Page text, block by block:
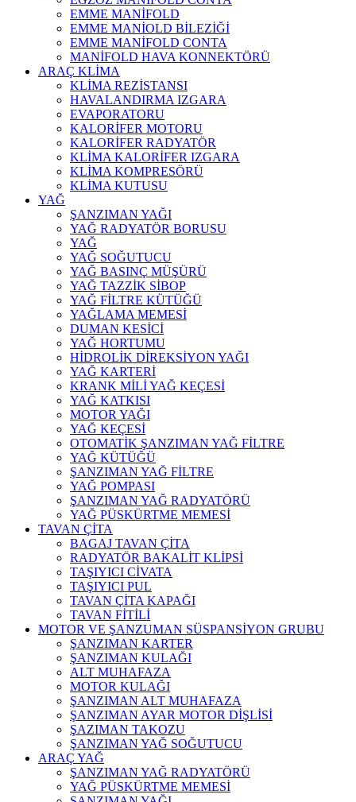
EMME MANİFOLD
EMME MANİOLD BİLEZİĞİ
EMME MANİFOLD CONTA
MANİFOLD HAVA KONNEKTÖRÜ
ARAÇ KLİMA
KLİMA REZİSTANSI
HAVALANDIRMA IZGARA
EVAPORATORU
KALORİFER MOTORU
KALORİFER RADYATÖR
KLİMA KALORİFER IZGARA
KLİMA KOMPRESÖRÜ
KLİMA KUTUSU
YAĞ
ŞANZIMAN YAĞI
YAĞ RADYATÖR BORUSU
YAĞ
YAĞ SOĞUTUCU
YAĞ BASINÇ MÜŞÜRÜ
YAĞ TAZZİK SİBOP
YAĞ FİLTRE KÜTÜĞÜ
YAĞLAMA MEMESİ
DUMAN KESİCİ
YAĞ HORTUMU
HİDROLİK DİREKSİYON YAĞI
YAĞ KARTERİ
KRANK MİLİ YAĞ KEÇESİ
YAĞ KATKISI
MOTOR YAĞI
YAĞ KEÇESİ
OTOMATİK ŞANZIMAN YAĞ FİLTRE
YAĞ KÜTÜĞÜ
ŞANZIMAN YAĞ FİLTRE
YAĞ POMPASI
ŞANZIMAN YAĞ RADYATÖRÜ
YAĞ PÜSKÜRTME MEMESİ
TAVAN ÇİTA
BAGAJ TAVAN ÇİTA
RADYATÖR BAKALİT KLİPSİ
TAŞIYICI CİVATA
TAŞIYICI PUL
TAVAN ÇİTA KAPAĞI
TAVAN FİTİLİ
MOTOR VE ŞANZUMAN SÜSPANSİYON GRUBU
ŞANZIMAN KARTER
ŞANZIMAN KULAĞI
ALT MUHAFAZA
MOTOR KULAĞI
ŞANZIMAN ALT MUHAFAZA
ŞANZIMAN AYAR MOTOR DİŞLİSİ
ŞAZIMAN TAKOZU
ŞANZIMAN YAĞ SOĞUTUCU
ARAÇ YAĞ
ŞANZIMAN YAĞ RADYATÖRÜ
YAĞ PÜSKÜRTME MEMESİ